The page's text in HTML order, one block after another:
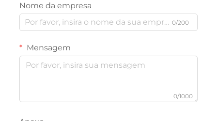
Nome da empresa
0/200
Mensagem
0/1000